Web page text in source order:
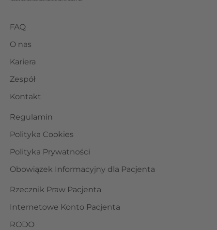
FAQ
O nas
Kariera
Zespół
Kontakt
Regulamin
Polityka Cookies
Polityka Prywatności
Obowiązek Informacyjny dla Pacjenta
Rzecznik Praw Pacjenta
Internetowe Konto Pacjenta
RODO